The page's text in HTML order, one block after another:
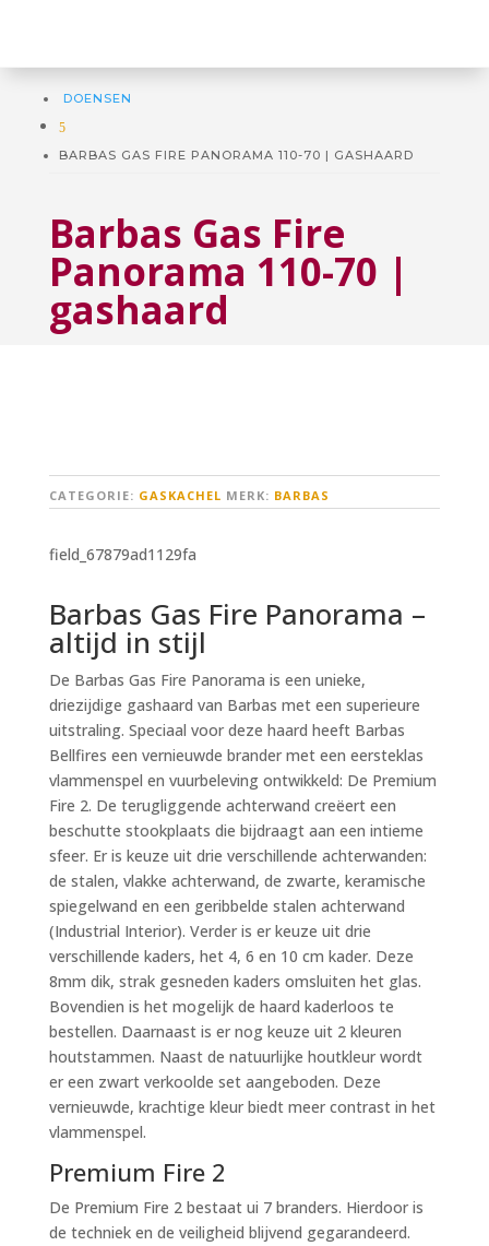
DOENSEN
5
BARBAS GAS FIRE PANORAMA 110-70 | GASHAARD
Barbas Gas Fire
Panorama 110-70 |
gashaard
CATEGORIE: GASKACHEL MERK: BARBAS
field_67879ad1129fa
Barbas Gas Fire Panorama –
altijd in stijl
De Barbas Gas Fire Panorama is een unieke,
driezijdige gashaard van Barbas met een superieure
uitstraling. Speciaal voor deze haard heeft Barbas
Bellfires een vernieuwde brander met een eersteklas
vlammenspel en vuurbeleving ontwikkeld: De Premium
Fire 2. De terugliggende achterwand creëert een
beschutte stookplaats die bijdraagt aan een intieme
sfeer. Er is keuze uit drie verschillende achterwanden:
de stalen, vlakke achterwand, de zwarte, keramische
spiegelwand en een geribbelde stalen achterwand
(Industrial Interior). Verder is er keuze uit drie
verschillende kaders, het 4, 6 en 10 cm kader. Deze
8mm dik, strak gesneden kaders omsluiten het glas.
Bovendien is het mogelijk de haard kaderloos te
bestellen. Daarnaast is er nog keuze uit 2 kleuren
houtstammen. Naast de natuurlijke houtkleur wordt
er een zwart verkoolde set aangeboden. Deze
vernieuwde, krachtige kleur biedt meer contrast in het
vlammenspel.
Premium Fire 2
De Premium Fire 2 bestaat ui 7 branders. Hierdoor is
de techniek en de veiligheid blijvend gegarandeerd.